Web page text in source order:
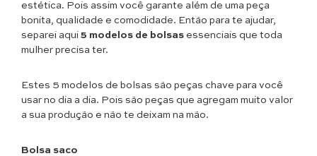
estética. Pois assim você garante além de uma peça
bonita, qualidade e comodidade. Então para te ajudar,
separei aqui 5 modelos de bolsas essenciais que toda
mulher precisa ter.
Estes 5 modelos de bolsas são peças chave para você
usar no dia a dia. Pois são peças que agregam muito valor
a sua produção e não te deixam na mão.
Bolsa saco